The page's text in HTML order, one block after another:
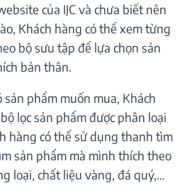
của IJC và chưa biết nên
Khách hàng có thể xem từng
bộ sưu tập để lựa chọn sản
bản thân.
sản phẩm muốn mua, Khách
lọc sản phẩm được phân loại
hàng có thể sử dụng thanh tìm
sản phẩm mà mình thích theo
loại, chất liệu vàng, đá quý,…